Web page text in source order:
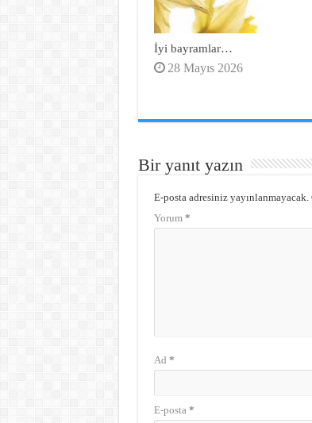
İyi bayramlar…
28 Mayıs 2026
Bir yanıt yazın
E-posta adresiniz yayınlanmayacak.
Yorum *
Ad *
E-posta *